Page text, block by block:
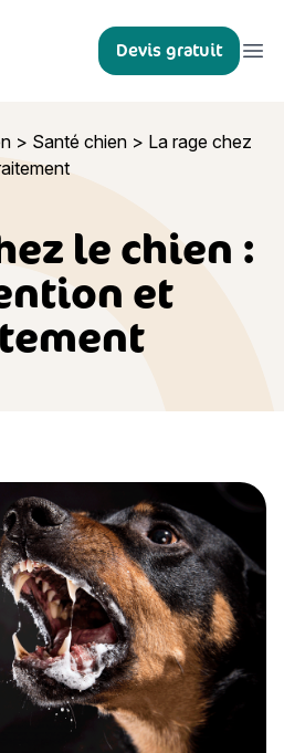
Devis gratuit
> Santé chien > La rage chez
le chien :
et
et traitement